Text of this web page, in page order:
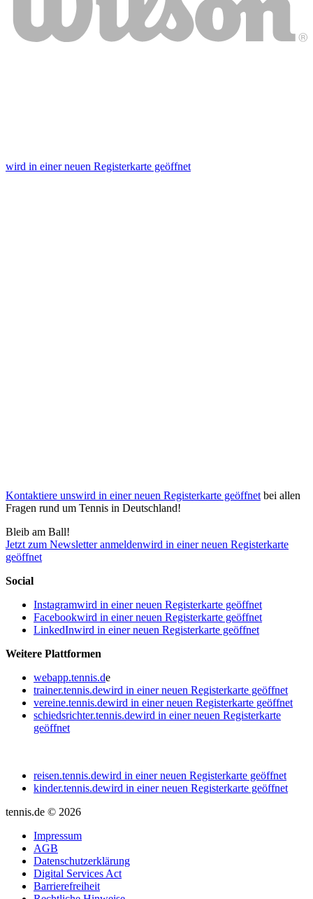
wird in einer neuen Registerkarte geöffnet
Kontaktiere unswird in einer neuen Registerkarte geöffnet bei allen
Fragen rund um Tennis in Deutschland!
Bleib am Ball!
Jetzt zum Newsletter anmeldenwird in einer neuen Registerkarte
geöffnet
Social
Instagramwird in einer neuen Registerkarte geöffnet
Facebookwird in einer neuen Registerkarte geöffnet
LinkedInwird in einer neuen Registerkarte geöffnet
Weitere Plattformen
webapp.tennis.de
trainer.tennis.dewird in einer neuen Registerkarte geöffnet
vereine.tennis.dewird in einer neuen Registerkarte geöffnet
schiedsrichter.tennis.dewird in einer neuen Registerkarte
geöffnet
reisen.tennis.dewird in einer neuen Registerkarte geöffnet
kinder.tennis.dewird in einer neuen Registerkarte geöffnet
tennis.de © 2026
Impressum
AGB
Datenschutzerklärung
Digital Services Act
Barrierefreiheit